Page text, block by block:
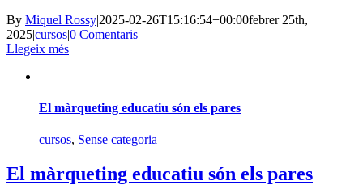
By Miquel Rossy|2025-02-26T15:16:54+00:00febrer 25th,
2025|cursos|0 Comentaris
Llegeix més
El màrqueting educatiu són els pares
cursos, Sense categoria
El màrqueting educatiu són els pares